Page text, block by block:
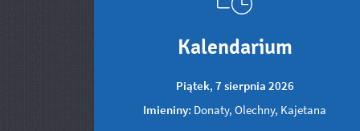
Kalendarium
Piątek, 7 sierpnia 2026
Imieniny: Donaty, Olechny, Kajetana